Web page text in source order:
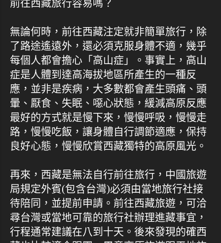
前往西藏旅行容易嗎？
無論何時，前往西藏注定就非簡單旅行，除
了路途遙遠外，還必須克服身體不適，幾乎
每個人都會擔心「高山症」。事實上，高山
症是人體到達高海拔地區所產生的一種反
應，並非是疾病，大多數都會產生頭痛、頭
暈、厭食、失眠、噁心狀態，緩減高原反應
最好的方式就是慢下來，慢慢呼吸，慢慢走
路，慢慢吃飯，讓身體自行調節適應，保持
良好心態，慢慢欣賞西藏獨特的高原風光。
再來，西藏是無法自行前往旅行，中國旅遊
局規定外賓(包含台灣)必須由當地旅行社接
待陪同，並提前申請。前往西藏旅遊，可洽
尋台灣或當地可靠的旅行社辦理進藏事宜，
行程通常建議在八到十天。後來發現的確西